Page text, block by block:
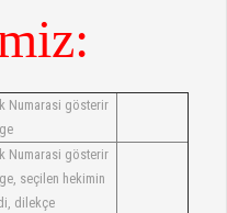
Numarasi gösterir
Numarasi gösterir
seçilen hekimin
dilekçe